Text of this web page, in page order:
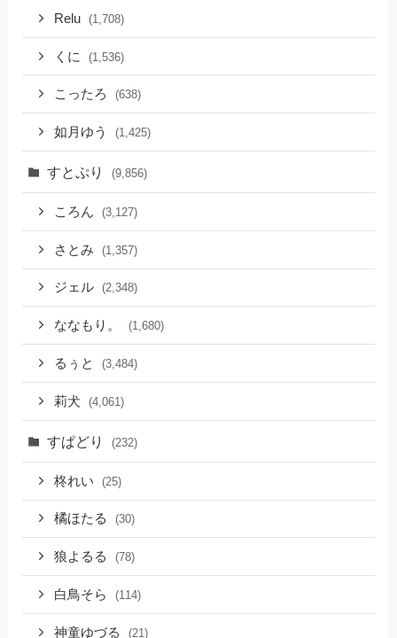
Relu (1,708)
くに (1,536)
こったろ (638)
如月ゆう (1,425)
すとぷり (9,856)
ころん (3,127)
さとみ (1,357)
ジェル (2,348)
ななもり。 (1,680)
るぅと (3,484)
莉犬 (4,061)
すぱどり (232)
柊れい (25)
橘ほたる (30)
狼よるる (78)
白鳥そら (114)
神童ゆづる (21)